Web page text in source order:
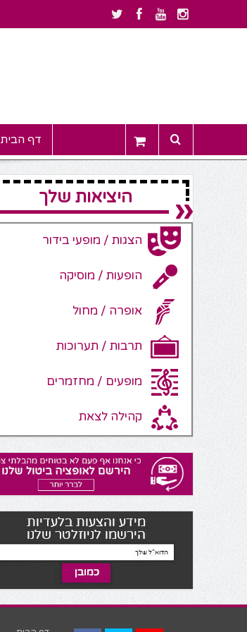
דף הבית
היציאות שלך
הצגות / מופעי בידור
הופעות / מוסיקה
אופרה / מחול
תרבות / תערוכות
מופעים / מחזמרים
קהילה לצאת